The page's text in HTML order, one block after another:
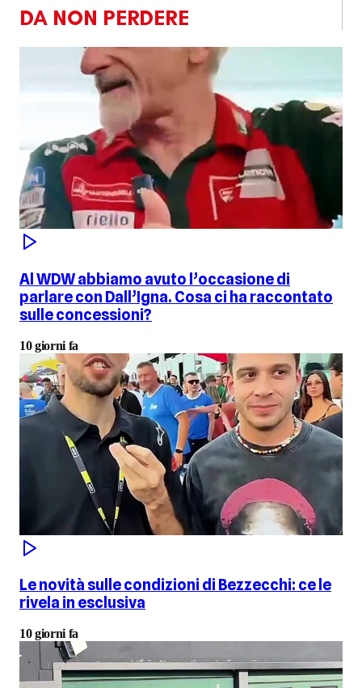
DA NON PERDERE
Al WDW abbiamo avuto l’occasione di
parlare con Dall’Igna. Cosa ci ha raccontato
sulle concessioni?
10 giorni fa
Le novità sulle condizioni di Bezzecchi: ce le
rivela in esclusiva
10 giorni fa